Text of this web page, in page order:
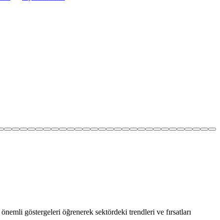
göstergeleri öğrenerek sektördeki trendleri ve fırsatları